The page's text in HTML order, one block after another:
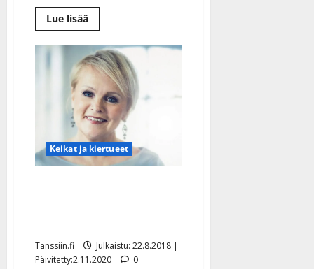
Lue lisääLue
lisää
”Raavaat
miehet
herkistelevät”
–
uusi
konserttikiertue
takaa
tunteita
Keikat ja kiertueet
Tanssiin.fi
Julkaistu: 22.8.2018 |
Päivitetty:2.11.2020
0